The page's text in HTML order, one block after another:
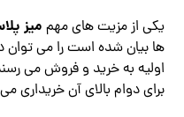
یکی از مزیت های مهم میز
ها بیان شده است را می توان
اولیه به خرید و فروش می
برای دوام بالای آن خریداری